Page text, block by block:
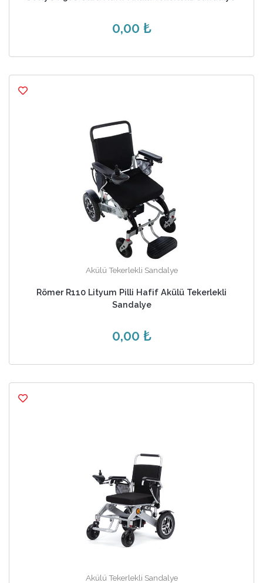
0,00 ₺
Akülü Tekerlekli Sandalye
Römer R110 Lityum Pilli Hafif Akülü Tekerlekli
Sandalye
0,00 ₺
Akülü Tekerlekli Sandalye